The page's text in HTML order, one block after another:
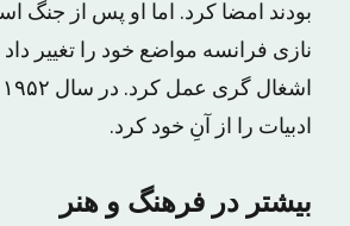
بودند امضا کرد. اما او پس از جنگ
نازی فرانسه مواضع خود را تغییر
ادبیات را از آنِ خود کرد.
بیشتر در فرهنگ و هنر